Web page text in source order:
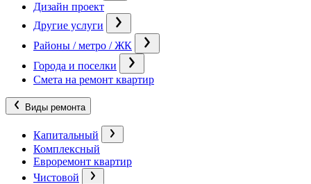
Дизайн проект
Другие услуги
Районы / метро / ЖК
Города и поселки
Смета на ремонт квартир
Виды ремонта
Капитальный
Комплексный
Евроремонт квартир
Чистовой